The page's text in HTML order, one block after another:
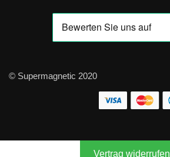
© Supermagnetic 2020
Vertrag widerrufen